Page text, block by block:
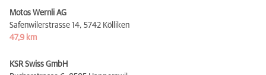
Motos Wernli AG
Safenwilerstrasse 14, 5742 Kölliken
47,9 km
KSR Swiss GmbH